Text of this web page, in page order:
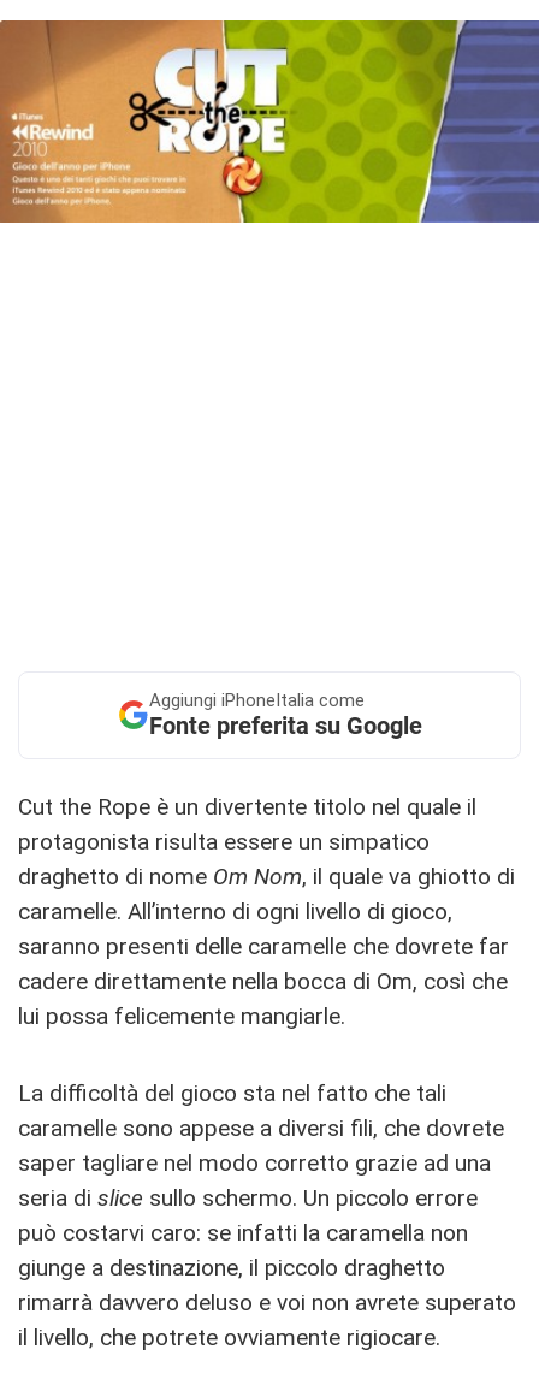
Aggiungi iPhoneItalia come
Fonte preferita su Google
Cut the Rope è un divertente titolo nel quale il
protagonista risulta essere un simpatico
draghetto di nome Om Nom, il quale va ghiotto di
caramelle. All’interno di ogni livello di gioco,
saranno presenti delle caramelle che dovrete far
cadere direttamente nella bocca di Om, così che
lui possa felicemente mangiarle.
La difficoltà del gioco sta nel fatto che tali
caramelle sono appese a diversi fili, che dovrete
saper tagliare nel modo corretto grazie ad una
seria di slice sullo schermo. Un piccolo errore
può costarvi caro: se infatti la caramella non
giunge a destinazione, il piccolo draghetto
rimarrà davvero deluso e voi non avrete superato
il livello, che potrete ovviamente rigiocare.